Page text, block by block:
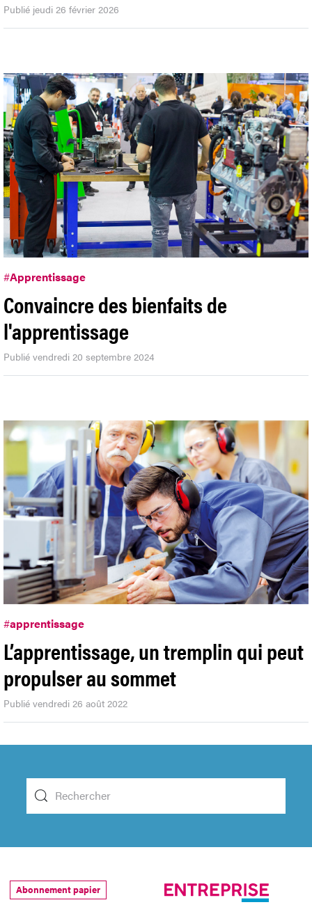
Publié jeudi 26 février 2026
#Apprentissage
Convaincre des bienfaits de
l'apprentissage
Publié vendredi 20 septembre 2024
#apprentissage
L’apprentissage, un tremplin qui peut
propulser au sommet
Publié vendredi 26 août 2022
Abonnement papier